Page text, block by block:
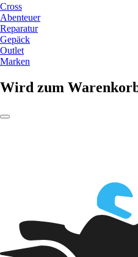
Cross
Abenteuer
Reparatur
Gepäck
Outlet
Marken
Wird zum